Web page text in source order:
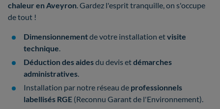
chaleur en Aveyron. Gardez l'esprit tranquille, on s'occupe
de tout !
Dimensionnementde votre installation etvisite
technique.
Déduction des aidesdu devis etdémarches
administratives.
Installation par notre réseau de professionnels
labellisés RGE (Reconnu Garant de l'Environnement).